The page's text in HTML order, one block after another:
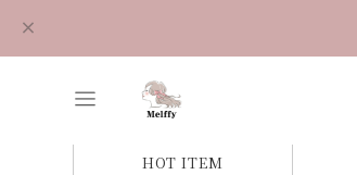
HOT ITEM